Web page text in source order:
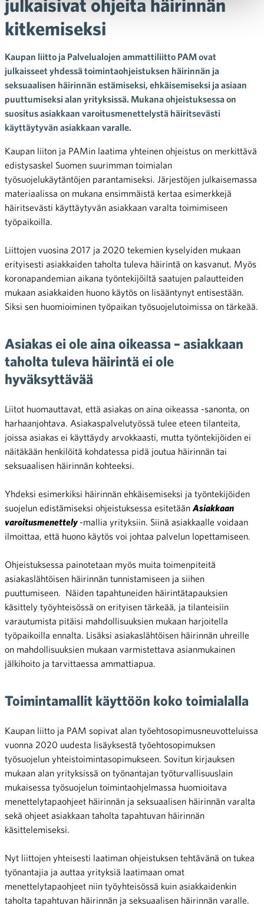
kitkemiseksi
Kaupan liitto ja Palvelualojen ammattiliitto PAM ovat
julkaisseet yhdessä toimintaohjeistuksen häirinnän ja
seksuaalisen häirinnän estämiseksi, ehkäisemiseksi ja asiaan
puuttumiseksi alan yrityksissä. Mukana ohjeistuksessa on
suositus asiakkaan varoitusmenettelystä häiritsevästi
käyttäytyvän asiakkaan varalle.
Kaupan liiton ja PAMin laatima yhteinen ohjeistus on merkittävä
edistysaskel Suomen suurimman toimialan
työsuojelukäytäntöjen parantamiseksi. Järjestöjen julkaisemassa
materiaalissa on mukana ensimmäistä kertaa esimerkkejä
häiritsevästi käyttäytyvän asiakkaan varalta toimimiseen
työpaikoilla.
Liittojen vuosina 2017 ja 2020 tekemien kyselyiden mukaan
erityisesti asiakkaiden taholta tuleva häirintä on kasvanut. Myös
koronapandemian aikana työntekijöiltä saatujen palautteiden
mukaan asiakkaiden huono käytös on lisääntynyt entisestään.
Siksi sen huomioiminen työpaikan työsuojelutoimissa on tärkeää.
Asiakas ei ole aina oikeassa – asiakkaan
taholta tuleva häirintä ei ole
hyväksyttävää
Liitot huomauttavat, että asiakas on aina oikeassa -sanonta, on
harhaanjohtava. Asiakaspalvelutyössä tulee eteen tilanteita,
joissa asiakas ei käyttäydy arvokkaasti, mutta työntekijöiden ei
näitäkään henkilöitä kohdatessa pidä joutua häirinnän tai
seksuaalisen häirinnän kohteeksi.
Yhdeksi esimerkiksi häirinnän ehkäisemiseksi ja työntekijöiden
suojelun edistämiseksi ohjeistuksessa esitetään Asiakkaan
varoitusmenettely -mallia yrityksiin. Siinä asiakkaalle voidaan
ilmoittaa, että huono käytös voi johtaa palvelun lopettamiseen.
Ohjeistuksessa painotetaan myös muita toimenpiteitä
asiakaslähtöisen häirinnän tunnistamiseen ja siihen
puuttumiseen. Näiden tapahtuneiden häirintätapauksien
käsittely työyhteisössä on erityisen tärkeää, ja tilanteisiin
varautumista pitäisi mahdollisuuksien mukaan harjoitella
työpaikoilla ennalta. Lisäksi asiakaslähtöisen häirinnän uhreille
on mahdollisuuksien mukaan varmistettava asianmukainen
jälkihoito ja tarvittaessa ammattiapua.
Toimintamallit käyttöön koko toimialalla
Kaupan liitto ja PAM sopivat alan työehtosopimusneuvotteluissa
vuonna 2020 uudesta lisäyksestä työehtosopimuksen
työsuojelun yhteistoimintasopimukseen. Sovitun kirjauksen
mukaan alan yrityksissä on työnantajan työturvallisuuslain
mukaisessa työsuojelun toimintaohjelmassa huomioitava
menettelytapaohjeet häirinnän ja seksuaalisen häirinnän varalta
sekä ohjeet asiakkaan taholta tapahtuvan häirinnän
käsittelemiseksi.
Nyt liittojen yhteisesti laatiman ohjeistuksen tehtävänä on tukea
työnantajia ja auttaa yrityksiä laatimaan omat
menettelytapaohjeet niin työyhteisössä kuin asiakkaidenkin
taholta tapahtuvan häirinnän ja seksuaalisen häirinnän varalle.